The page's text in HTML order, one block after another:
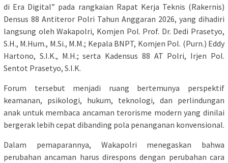
di Era Digital” pada rangkaian Rapat Kerja Teknis (Rakernis)
Densus 88 Antiteror Polri Tahun Anggaran 2026, yang dihadiri
langsung oleh Wakapolri, Komjen Pol. Prof. Dr. Dedi Prasetyo,
S.H., M.Hum., M.Si., M.M.; Kepala BNPT, Komjen Pol. (Purn.) Eddy
Hartono, S.I.K., M.H.; serta Kadensus 88 AT Polri, Irjen Pol.
Sentot Prasetyo, S.I.K.
Forum tersebut menjadi ruang bertemunya perspektif
keamanan, psikologi, hukum, teknologi, dan perlindungan
anak untuk membaca ancaman terorisme modern yang dinilai
bergerak lebih cepat dibanding pola penanganan konvensional.
Dalam pemaparannya, Wakapolri menegaskan bahwa
perubahan ancaman harus direspons dengan perubahan cara